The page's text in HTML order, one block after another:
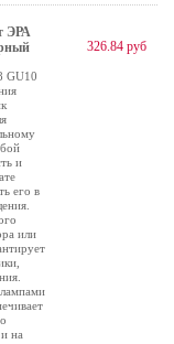
ЭРА
GU10
и
его в
или
лампами
на
326.84 руб